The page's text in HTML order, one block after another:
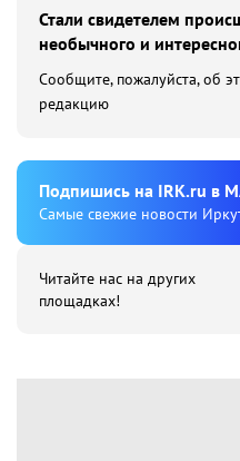
Стали свидетелем
необычного и
Сообщите, пожалуйста, об
редакцию
Подпишиcь на IRK.ru в
Cамые свежие новости
Читайте нас на других
площадках!